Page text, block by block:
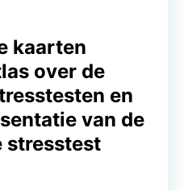
kaarten
over de
en
van de
stresstest